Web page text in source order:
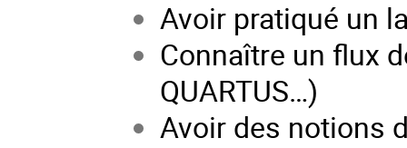
Avoir pratiqué un
Connaître un flux
QUARTUS…)
Avoir des notions